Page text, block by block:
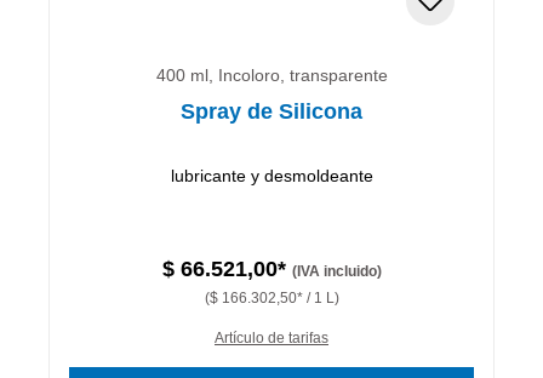
400 ml, Incoloro, transparente
Spray de Silicona
lubricante y desmoldeante
$ 66.521,00* (IVA incluido)
($ 166.302,50* / 1 L)
Artículo de tarifas